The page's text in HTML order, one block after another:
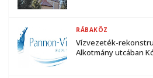
Vízvezeték-
Alkotmány utcában
RÁBAKÖZ